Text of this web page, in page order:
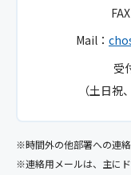
FAX
Mail：
受
（土日祝
※時間外の他部署への連
※連絡用メールは、主に